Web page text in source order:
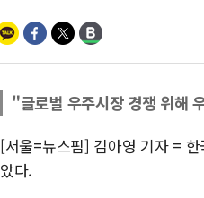
"글로벌 우주시장 경쟁 위해
[서울=뉴스핌] 김아영 기자 =
았다.